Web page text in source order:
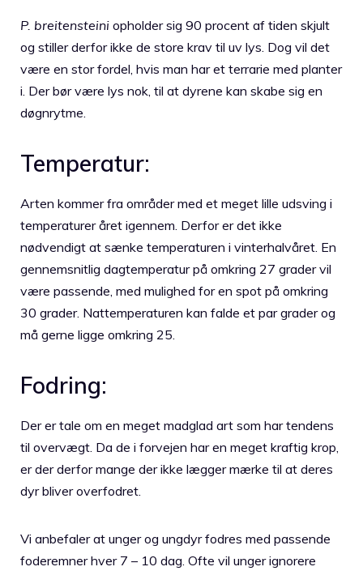
P. breitensteini opholder sig 90 procent af tiden skjult
og stiller derfor ikke de store krav til uv lys. Dog vil det
være en stor fordel, hvis man har et terrarie med planter
i. Der bør være lys nok, til at dyrene kan skabe sig en
døgnrytme.
Temperatur:
Arten kommer fra områder med et meget lille udsving i
temperaturer året igennem. Derfor er det ikke
nødvendigt at sænke temperaturen i vinterhalvåret. En
gennemsnitlig dagtemperatur på omkring 27 grader vil
være passende, med mulighed for en spot på omkring
30 grader. Nattemperaturen kan falde et par grader og
må gerne ligge omkring 25.
Fodring:
Der er tale om en meget madglad art som har tendens
til overvægt. Da de i forvejen har en meget kraftig krop,
er der derfor mange der ikke lægger mærke til at deres
dyr bliver overfodret.
Vi anbefaler at unger og ungdyr fodres med passende
foderemner hver 7 – 10 dag. Ofte vil unger ignorere